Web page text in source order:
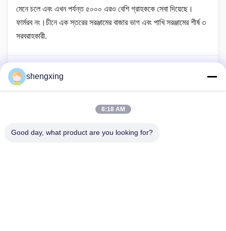
মেনে চলে এবং এখন পর্যন্ত ৫০০০ এরও বেশি গ্রাহককে সেবা দিয়েছে।
ফার্মরব নং।চীনে এক স্তরের সরঞ্জামের বাজার ভাগ এবং পাখি সরঞ্জামের শীর্ষ ৩
সরবরাহকারী.
আগের পোস্ট
Farmrob আপনাকে ILDEX Vietnam 2026-এ আন্তরিকভাবে আমন্ত্রণ
shengxing
8:18 AM
Good day, what product are you looking for?